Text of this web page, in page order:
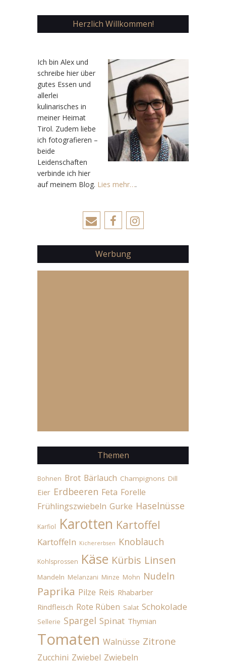
Herzlich Willkommen!
Ich bin Alex und
schreibe hier über
gutes Essen und
allerlei
kulinarisches in
meiner Heimat
Tirol. Zudem liebe
ich fotografieren –
beide
Leidenschaften
verbinde ich hier
auf meinem Blog. Lies mehr….
Werbung
Themen
Bohnen Brot Bärlauch Champignons Dill
Eier Erdbeeren Feta Forelle
Frühlingszwiebeln Gurke Haselnüsse
Karfiol Karotten Kartoffel
Kartoffeln Kichererbsen Knoblauch
Kohlsprossen Käse Kürbis Linsen
Mandeln Melanzani Minze Mohn Nudeln
Paprika Pilze Reis Rhabarber
Rindfleisch Rote Rüben Salat Schokolade
Sellerie Spargel Spinat Thymian
Tomaten Walnüsse Zitrone
Zucchini Zwiebel Zwiebeln